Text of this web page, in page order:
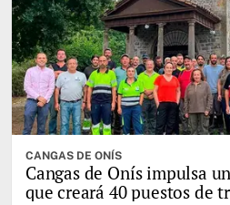
CANGAS DE ONÍS
Cangas de Onís impulsa
que creará 40 puestos de